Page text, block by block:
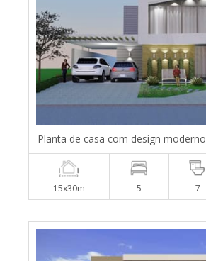
Planta de casa com design moderno
15x30m 5 7